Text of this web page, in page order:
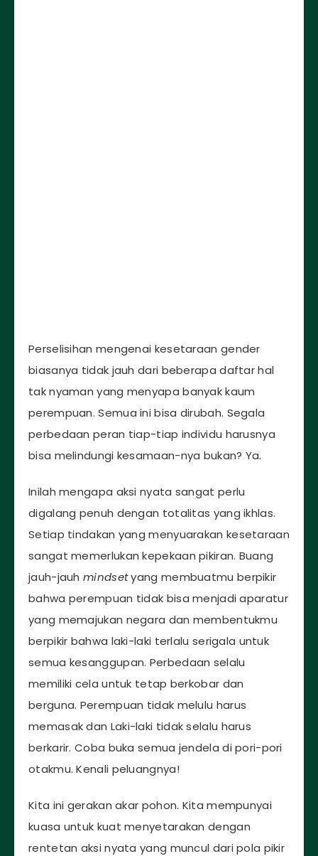
Perselisihan mengenai kesetaraan gender
biasanya tidak jauh dari beberapa daftar hal
tak nyaman yang menyapa banyak kaum
perempuan. Semua ini bisa dirubah. Segala
perbedaan peran tiap-tiap individu harusnya
bisa melindungi kesamaan-nya bukan? Ya.
Inilah mengapa aksi nyata sangat perlu
digalang penuh dengan totalitas yang ikhlas.
Setiap tindakan yang menyuarakan kesetaraan
sangat memerlukan kepekaan pikiran. Buang
jauh-jauh mindsetyang membuatmu berpikir
bahwa perempuan tidak bisa menjadi aparatur
yang memajukan negara dan membentukmu
berpikir bahwa laki-laki terlalu serigala untuk
semua kesanggupan. Perbedaan selalu
memiliki cela untuk tetap berkobar dan
berguna. Perempuan tidak melulu harus
memasak dan Laki-laki tidak selalu harus
berkarir. Coba buka semua jendela di pori-pori
otakmu. Kenali peluangnya!
Kita ini gerakan akar pohon. Kita mempunyai
kuasa untuk kuat menyetarakan dengan
rentetan aksi nyata yang muncul dari pola pikir